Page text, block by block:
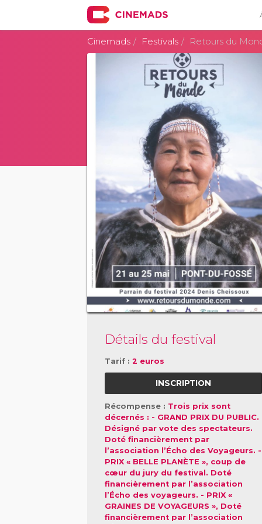
Cinemads Festivals Retours du
Détails du festival
Tarif :2 euros
INSCRIPTION
Récompense : Trois prix sont
décernés : - GRAND PRIX DU PUBLIC.
Désigné par vote des spectateurs.
Doté financièrement par
l’association l’Écho des Voyageurs. -
PRIX « BELLE PLANÈTE », coup de
cœur du jury du festival. Doté
financièrement par l’association
l’Écho des voyageurs. - PRIX «
GRAINES DE VOYAGEURS », Doté
financièrement par l’association